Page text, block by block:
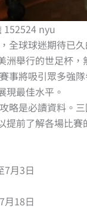
152524 nyu
全球球迷期待已
洲舉行的世足杯
事將吸引眾多強
現最佳水平。
略是必讀資料。
提前了解各場比賽
7月3日
月18日